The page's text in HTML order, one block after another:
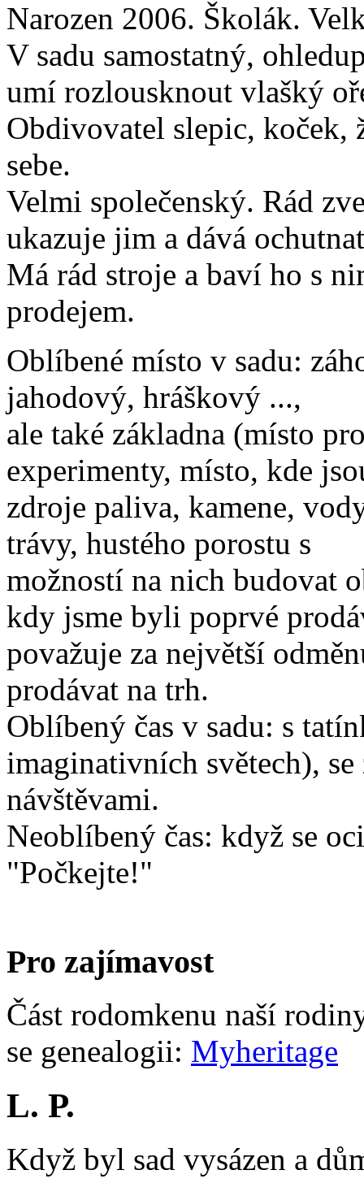
Narozen 2006. Školák.
V sadu samostatný,
umí rozlousknout vlašký
Obdivovatel slepic, koček,
sebe.
Velmi společenský. Rád
ukazuje jim a dává
Má rád stroje a baví ho s
prodejem.
Oblíbené místo v sadu:
jahodový, hráškový ...,
ale také základna (místo
experimenty, místo, kde
zdroje paliva, kamene,
trávy, hustého porostu s
možností na nich budovat
kdy jsme byli poprvé
považuje za největší
prodávat na trh.
Oblíbený čas v sadu: s
imaginativních světech),
návštěvami.
Neoblíbený čas: když se
"Počkejte!"
Pro zajímavost
Část rodomkenu naší
se genealogii: Myheritage
L. P.
Když byl sad vysázen a